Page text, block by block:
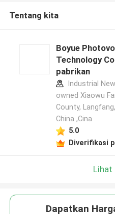
Tentang kita
Boyue
Technology
pabrikan
Industrial
owned Xiaowu
County,
China ,Cina
5.0
Diverifikasi
Lihat
Dapatkan